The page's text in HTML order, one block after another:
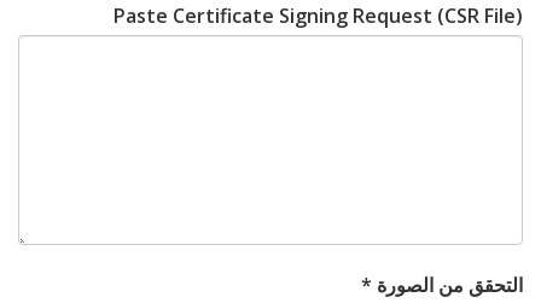
Paste Certificate Signing Request (CSR File)
التحقق من الصورة *